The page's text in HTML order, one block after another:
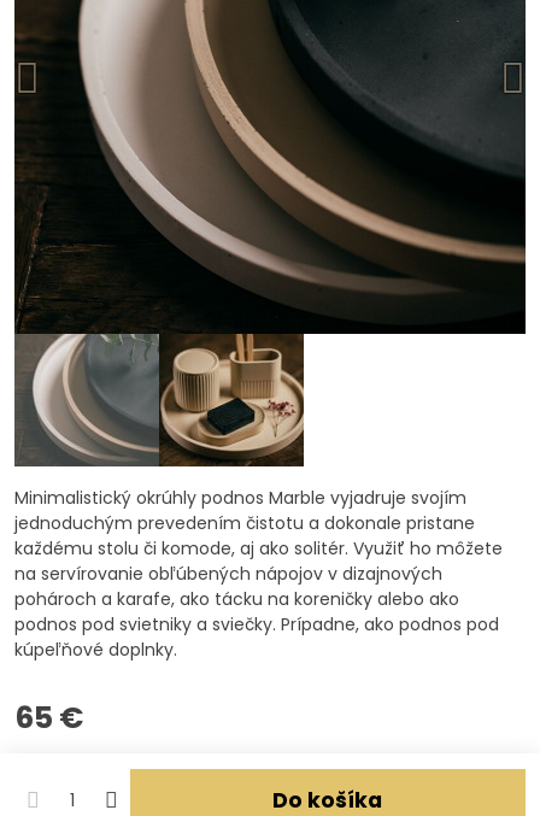
Minimalistický okrúhly podnos Marble vyjadruje svojím
jednoduchým prevedením čistotu a dokonale pristane
každému stolu či komode, aj ako solitér. Využiť ho môžete
na servírovanie obľúbených nápojov v dizajnových
pohároch a karafe, ako tácku na koreničky alebo ako
podnos pod svietniky a sviečky. Prípadne, ako podnos pod
kúpeľňové doplnky.
65 €
Do košíka